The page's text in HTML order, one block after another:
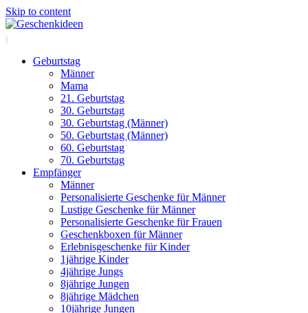
Skip to content
Geburtstag
Männer
Mama
21. Geburtstag
30. Geburtstag
30. Geburtstag (Männer)
50. Geburtstag (Männer)
60. Geburtstag
70. Geburtstag
Empfänger
Männer
Personalisierte Geschenke für Männer
Lustige Geschenke für Männer
Personalisierte Geschenke für Frauen
Geschenkboxen für Männer
Erlebnisgeschenke für Kinder
1jährige Kinder
4jährige Jungs
8jährige Jungen
8jährige Mädchen
10jährige Jungen